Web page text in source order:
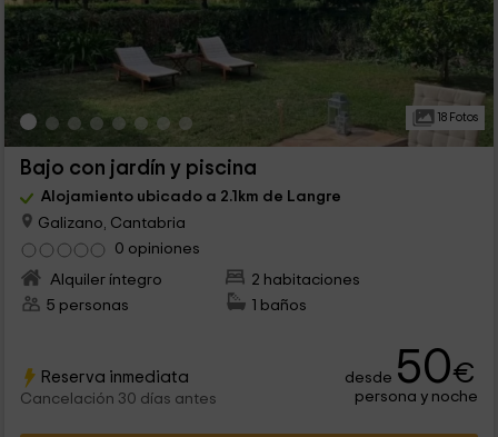
18 Fotos
Bajo con jardín y piscina
Alojamiento ubicado a 2.1km de Langre
Galizano, Cantabria
0 opiniones
Alquiler íntegro
2 habitaciones
5 personas
1 baños
Reserva inmediata
Cancelación 30 días antes
desde 50€
persona y noche